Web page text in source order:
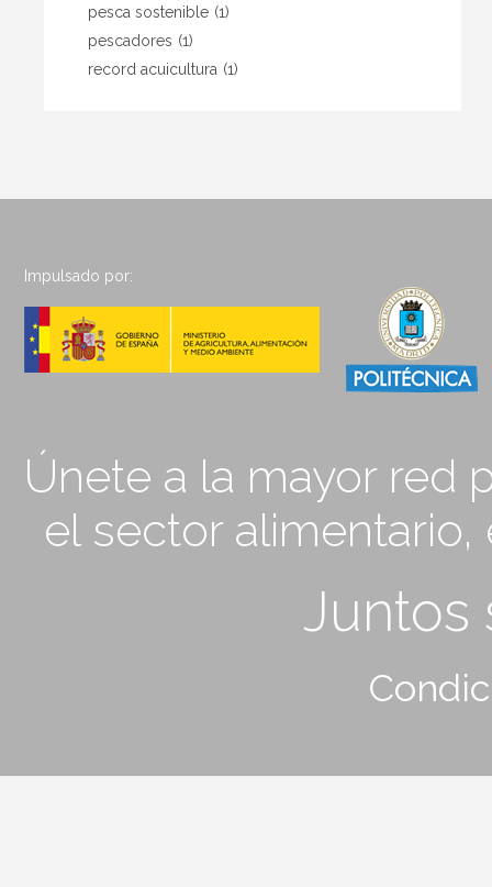
pesca sostenible (1)
pescadores (1)
record acuicultura (1)
Impulsado por:
Únete a la mayor red
el sector
Juntos